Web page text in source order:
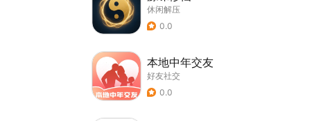
休闲解压
0.0
本地中年交友
好友社交
0.0